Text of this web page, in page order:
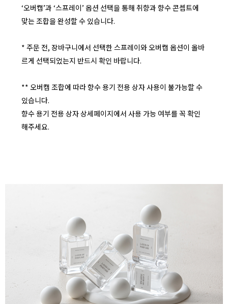
‘오버캡’과 ‘스프레이’ 옵션 선택을 통해 취향과 향수 콘셉트에
맞는 조합을 완성할 수 있습니다.
* 주문 전, 장바구니에서 선택한 스프레이와 오버캡 옵션이 올바
르게 선택되었는지 반드시 확인 바랍니다.
** 오버캡 조합에 따라 향수 용기 전용 상자 사용이 불가능할 수
있습니다.
향수 용기 전용 상자 상세페이지에서 사용 가능 여부를 꼭 확인
해주세요.